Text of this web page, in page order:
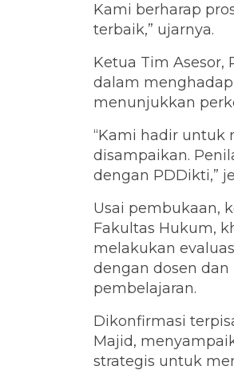
Kami berharap
terbaik,” ujarnya.
Ketua Tim Asesor,
dalam
menunjukkan
“Kami hadir untuk
disampaikan.
dengan PDDikti,”
Usai pembukaan,
Fakultas Hukum,
melakukan
dengan dosen
pembelajaran.
Dikonfirmasi
Majid,
strategis untuk